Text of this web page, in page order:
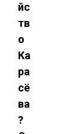
йс
тв
о
Ка
ра
сё
ва
?